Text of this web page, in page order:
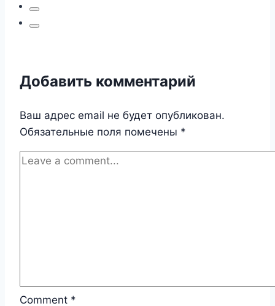
Добавить комментарий
Ваш адрес email не будет опубликован.
Обязательные поля помечены *
Comment *